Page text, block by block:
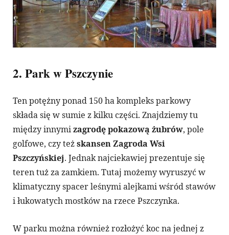
2. Park w Pszczynie
Ten potężny ponad 150 ha kompleks parkowy
składa się w sumie z kilku części. Znajdziemy tu
między innymizagrodę pokazową żubrów, pole
golfowe, czy teżskansen Zagroda Wsi
Pszczyńskiej. Jednak najciekawiej prezentuje się
teren tuż za zamkiem. Tutaj możemy wyruszyć w
klimatyczny spacer leśnymi alejkami wśród stawów
i łukowatych mostków na rzece Pszczynka.
W parku można również rozłożyć koc na jednej z